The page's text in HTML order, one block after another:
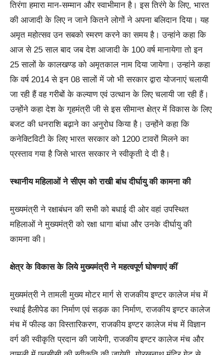
तिरंगा हमारा मान-सम्मान और स्वाभीमान है। इस तिरंगे के लिए, भारत
की आजादी के लिए न जाने कितने लोगों ने अपना बलिदान दिया। यह
अमृत महोत्सव उन सबको स्मरण करने का समय है। उन्हांने कहा कि
आज से 25 साल बाद जब देश आजादी के 100 वर्ष मानायेगा तो इन
25 सालों के कालखण्ड को अमृतकाल नाम दिया जायेगा। उन्हांने कहा
कि वर्ष 2014 से इन 08 सालों में जो भी सरकार द्वारा योजनाएं चलायी
जा रही हैं वह गरीबों के कल्याण एवं उत्थान के लिए चलायी जा रही हैं।
उन्होंने कहा देश के गृहमंत्री जी से इस सीमान्त क्षेत्र में विकास के लिए
बजट की धनराशि बढ़ाने का अनुरोध किया है। उन्होंने कहा कि
कनेक्टिविटी के लिए भारत सरकार को 1200 टावरों मिलने का
प्रस्ताव गया है जिसे भारत सरकार ने स्वीकृती दे दी है।
स्थानीय महिलाओं ने सीएम को राखी बांध दीर्घायु की कामना की
मुख्यमंत्री ने रक्षाबंधन की सभी को बधाई दी ओर वहां उपस्थित
महिलाओं ने मुख्यमंत्री को रक्षा धागा बांधा और उनके दीर्घायु की
कामना की।
क्षेत्र के विकास के लिये मुख्यमंत्री ने महत्वपूर्ण घोषणाएं कीं
मुख्यमंत्री ने तामली मुख्य मोटर मार्ग से राजकीय इण्टर कालेज मंच में
स्थाई हैलीपेड का निर्माण एवं सड़क का निर्माण, राजकीय इण्टर कालेज
मंच में फील्ड का विस्तारिकरण, राजकीय इण्टर कालेज मंच में विज्ञान
वर्ग की स्वीकृति प्रदान की जायेगी, राजकीय इण्टर कालेज मंच और